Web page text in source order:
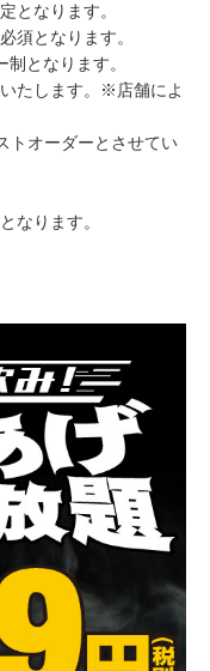
となります。
須となります。
となります。
たします。※店舗によ
トオーダーとさせてい
なります。